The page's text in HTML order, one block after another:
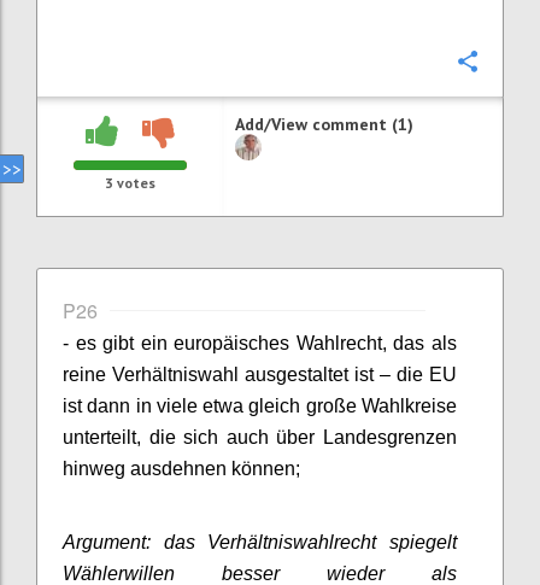
3 votes
Add/View comment (1)
P26
- es gibt ein europäisches Wahlrecht, das als
reine Verhältniswahl ausgestaltet ist – die EU
ist dann in viele etwa gleich große Wahlkreise
unterteilt, die sich auch über Landesgrenzen
hinweg ausdehnen können;
Argument: das Verhältniswahlrecht spiegelt
Wählerwillen besser wieder als